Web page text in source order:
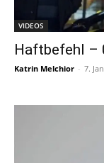
VIDEOS
Haftbefehl –
Katrin Melchior - 7.